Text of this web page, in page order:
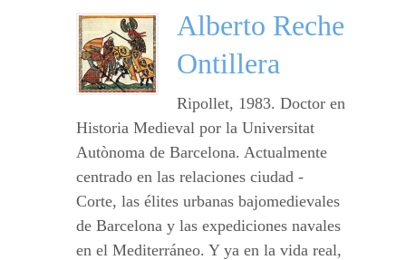
Alberto Reche
Ontillera
Ripollet, 1983. Doctor en
Historia Medieval por la Universitat
Autònoma de Barcelona. Actualmente
centrado en las relaciones ciudad -
Corte, las élites urbanas bajomedievales
de Barcelona y las expediciones navales
en el Mediterráneo. Y ya en la vida real,